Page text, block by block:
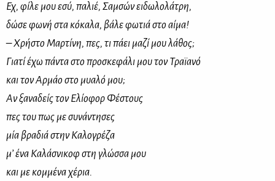
Εχ, φίλε μου εσύ, παλιέ, Σαμσών ειδωλολάτρη,
δώσε φωνή στα κόκαλα, βάλε φωτιά στο αίμα!
– Χρήστο Μαρτίνη, πες, τι πάει μαζί μου λάθος;
Γιατί έχω πάντα στο προσκεφάλι μου τον Τραϊανό
και τον Αρμάο στο μυαλό μου;
Αν ξαναδείς τον Ελίοφορ Φέστους
πες του πως με συνάντησες
μία βραδιά στην Καλογρέζα
μ’ ένα Καλάσνικοφ στη γλώσσα μου
και με κομμένα χέρια.